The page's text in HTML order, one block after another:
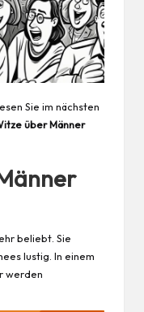
Sie im nächsten
überMänner
beliebt. Sie
lustig. In einem
werden